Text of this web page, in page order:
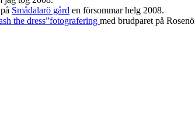
Smådalarö gård en försommar helg 2008.
the dress”fotografering med brudparet på